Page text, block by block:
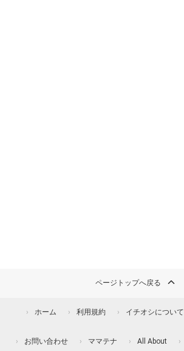
ページトップへ戻る
ホーム 利用規約 イチオシについて
お問い合わせ ママテナ All About